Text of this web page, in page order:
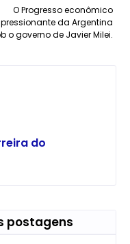
O Progresso econômico
da Argentina
o governo de Javier Milei.
do
postagens